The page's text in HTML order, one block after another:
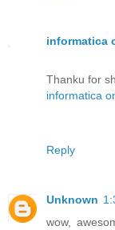
informatica
Thanku for
informatica
Reply
Unknown
wow,